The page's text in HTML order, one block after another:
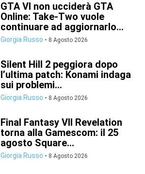
GTA VI non ucciderà GTA
Online: Take-Two vuole
continuare ad aggiornarlo...
Giorgia Russo - 8 Agosto 2026
Silent Hill 2 peggiora dopo
l’ultima patch: Konami indaga
sui problemi...
Giorgia Russo - 8 Agosto 2026
Final Fantasy VII Revelation
torna alla Gamescom: il 25
agosto Square...
Giorgia Russo - 8 Agosto 2026